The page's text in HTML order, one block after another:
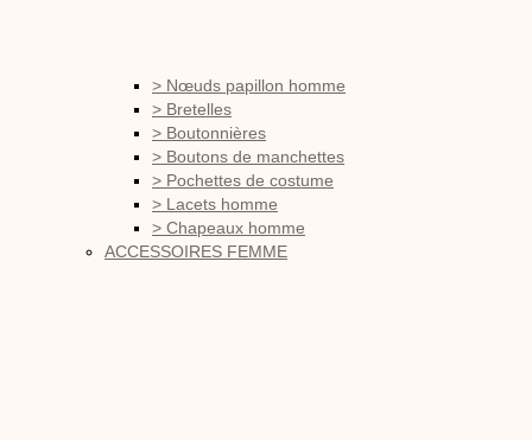
> Nœuds papillon homme
> Bretelles
> Boutonnières
> Boutons de manchettes
> Pochettes de costume
> Lacets homme
> Chapeaux homme
ACCESSOIRES FEMME